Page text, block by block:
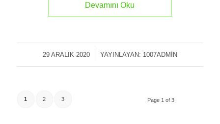
Devamını Oku
29 ARALIK 2020
/ YAYINLAYAN: 1007ADMIN
Page 1 of 3
1 2 3